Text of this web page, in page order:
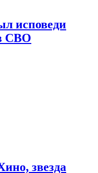
исповеди
СВО
звезда